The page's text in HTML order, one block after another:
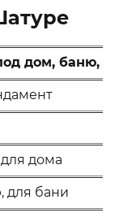
дом, баню,
дома
для бани